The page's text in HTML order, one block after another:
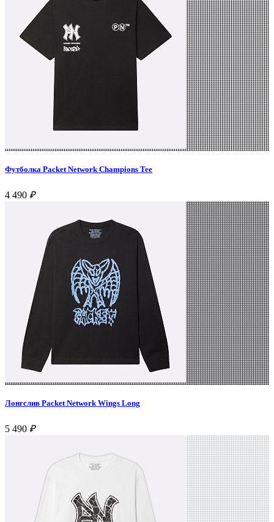
Футболка Packet Network Champions Tee
4 490 ₽
Лонгслив Packet Network Wings Long
5 490 ₽